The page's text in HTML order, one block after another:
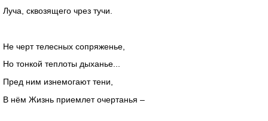
Луча, сквозящего чрез тучи.
Не черт телесных сопряженье,
Но тонкой теплоты дыханье...
Пред ним изнемогают тени,
В нём Жизнь приемлет очертанья –